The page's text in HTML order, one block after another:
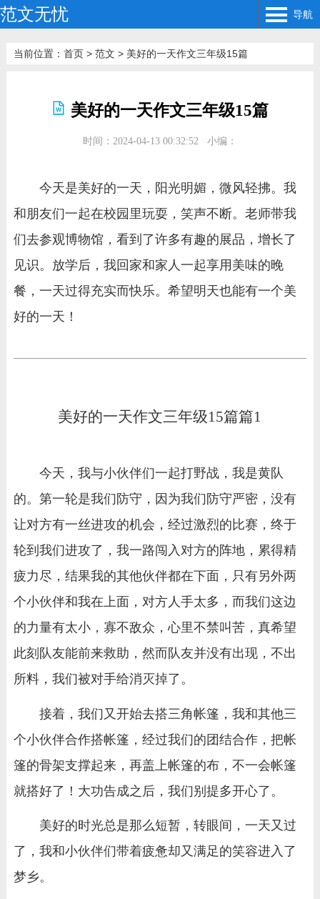
范文无忧 导航
当前位置： 首页> 范文 > 美好的一天作文三年级15篇
美好的一天作文三年级15篇
时间：2024-04-13 00:32:52 小编：
今天是美好的一天，阳光明媚，微风轻拂。我
和朋友们一起在校园里玩耍，笑声不断。老师带我
们去参观博物馆，看到了许多有趣的展品，增长了
见识。放学后，我回家和家人一起享用美味的晚
餐，一天过得充实而快乐。希望明天也能有一个美
好的一天！
美好的一天作文三年级15篇篇1
今天，我与小伙伴们一起打野战，我是黄队
的。第一轮是我们防守，因为我们防守严密，没有
让对方有一丝进攻的机会，经过激烈的比赛，终于
轮到我们进攻了，我一路闯入对方的阵地，累得精
疲力尽，结果我的其他伙伴都在下面，只有另外两
个小伙伴和我在上面，对方人手太多，而我们这边
的力量有太小，寡不敌众，心里不禁叫苦，真希望
此刻队友能前来救助，然而队友并没有出现，不出
所料，我们被对手给消灭掉了。
接着，我们又开始去搭三角帐篷，我和其他三
个小伙伴合作搭帐篷，经过我们的团结合作，把帐
篷的骨架支撑起来，再盖上帐篷的布，不一会帐篷
就搭好了！大功告成之后，我们别提多开心了。
美好的时光总是那么短暂，转眼间，一天又过
了，我和小伙伴们带着疲惫却又满足的笑容进入了
梦乡。